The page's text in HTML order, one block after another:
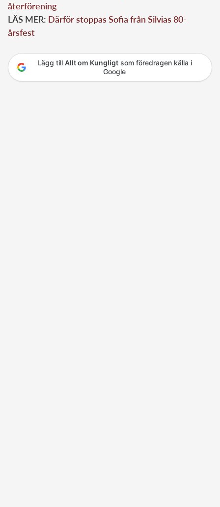
återförening
LÄS MER: Därför stoppas Sofia från Silvias 80-
årsfest
Lägg till Allt om Kungligtsom föredragen källa i
Google